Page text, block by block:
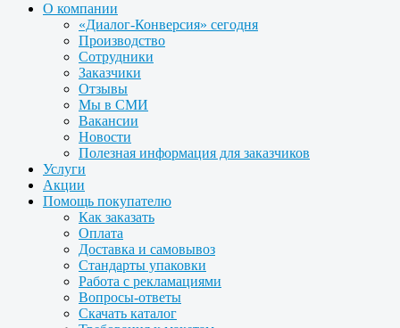
О компании
«Диалог-Конверсия» сегодня
Производство
Сотрудники
Заказчики
Отзывы
Мы в СМИ
Вакансии
Новости
Полезная информация для заказчиков
Услуги
Акции
Помощь покупателю
Как заказать
Оплата
Доставка и самовывоз
Стандарты упаковки
Работа с рекламациями
Вопросы-ответы
Скачать каталог